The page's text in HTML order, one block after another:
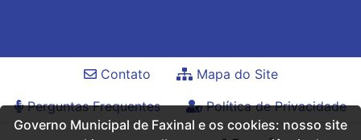
Contato
Mapa do Site
Perguntas Frequentes
Política de Privacidade
Governo Municipal de Faxinal e os cookies: nosso site